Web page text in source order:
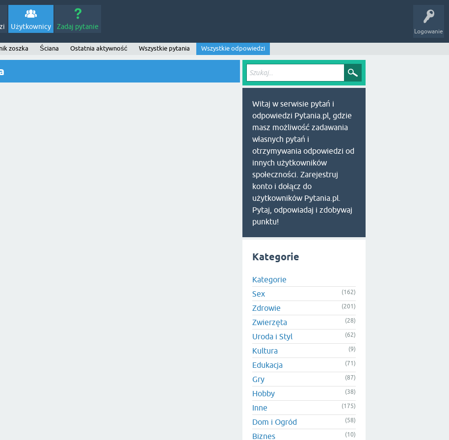
Logowanie
Użytkownicy Zadaj pytanie
zoszka Ściana Ostatnia aktywność Wszystkie pytania Wszystkie odpowiedzi
Witaj w serwisie pytań i
odpowiedzi Pytania.pl, gdzie
masz możliwość zadawania
własnych pytań i
otrzymywania odpowiedzi od
innych użytkowników
społeczności. Zarejestruj
konto i dołącz do
użytkowników Pytania.pl.
Pytaj, odpowiadaj i zdobywaj
punktu!
Kategorie
Kategorie
Sex
(162)
Zdrowie (201)
Zwierzęta (28)
Uroda i Styl (62)
Kultura (9)
Edukacja (71)
Gry (87)
Hobby (38)
Inne (175)
Dom i Ogród (58)
Biznes (10)